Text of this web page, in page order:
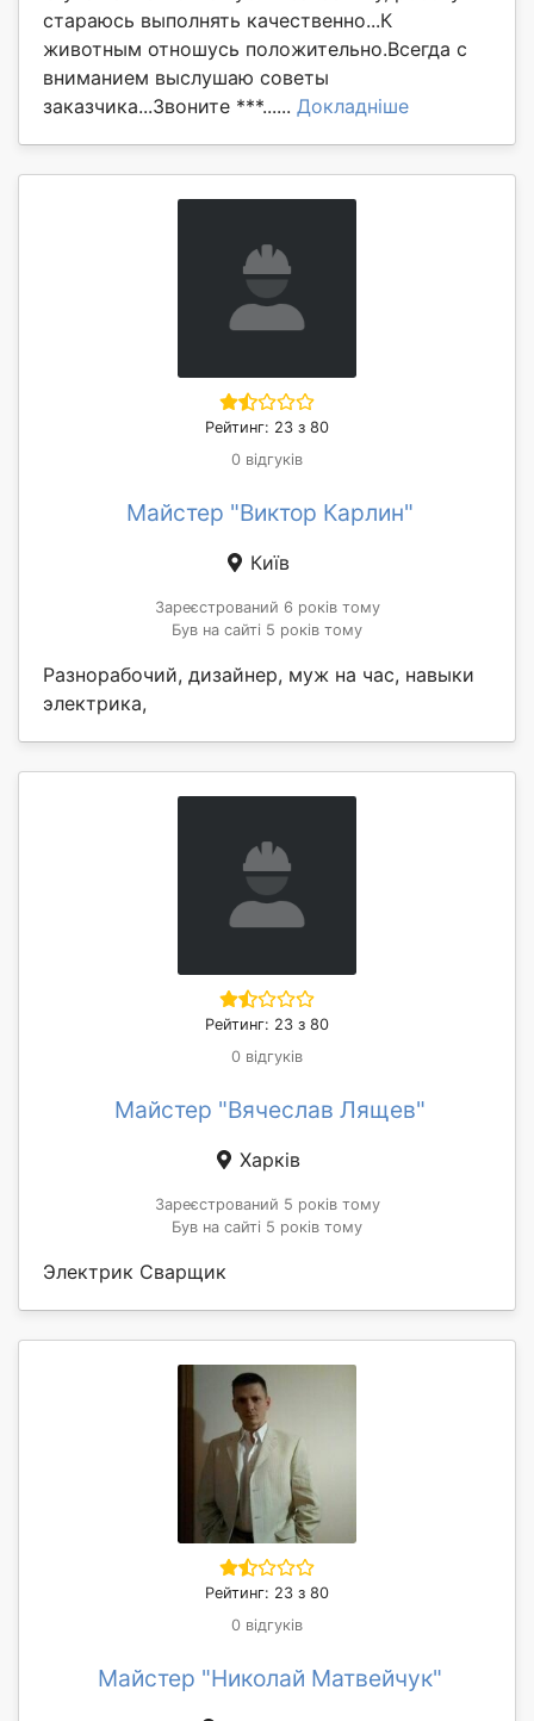
стараюсь выполнять качественно...К
животным отношусь положительно.Всегда с
вниманием выслушаю советы
заказчика...Звоните ***...... Докладніше
Рейтинг: 23 з 80
0 відгуків
Майстер "Виктор Карлин"
Київ
Зареєстрований 6 років тому
Був на сайті 5 років тому
Разнорабочий, дизайнер, муж на час, навыки
электрика,
Рейтинг: 23 з 80
0 відгуків
Майстер "Вячеслав Лящев"
Харків
Зареєстрований 5 років тому
Був на сайті 5 років тому
Электрик Сварщик
Рейтинг: 23 з 80
0 відгуків
Майстер "Николай Матвейчук"